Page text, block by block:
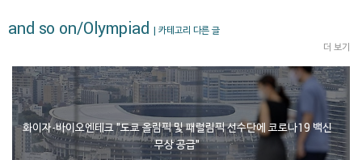
and so on/Olympiad | 카테고리 다른 글
더 보기
화이자-바이오엔테크 "도쿄 올림픽 및 패럴림픽 선수단에 코로나19 백신
무상 공급"